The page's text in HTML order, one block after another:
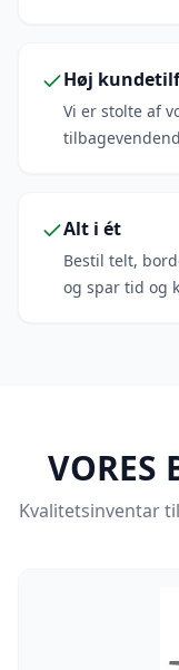
Høj
Vi er stolte af
Alt i ét
Bestil telt,
og spar tid og
VORES
Kvalitetsinventar